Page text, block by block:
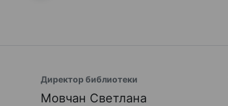
Директор библиотеки
Мовчан Светлана